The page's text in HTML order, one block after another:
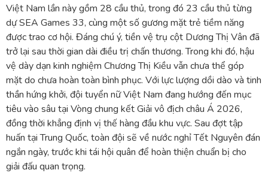
Việt Nam lần này gồm 28 cầu thủ, trong đó 23 cầu thủ từng
dự SEA Games 33, cùng một số gương mặt trẻ tiềm năng
được trao cơ hội. Đáng chú ý, tiền vệ trụ cột Dương Thị Vân đã
trở lại sau thời gian dài điều trị chấn thương. Trong khi đó, hậu
vệ dày dạn kinh nghiệm Chương Thị Kiều vẫn chưa thể góp
mặt do chưa hoàn toàn bình phục. Với lực lượng dồi dào và tinh
thần hứng khởi, đội tuyển nữ Việt Nam đang hướng đến mục
tiêu vào sâu tại Vòng chung kết Giải vô địch châu Á 2026,
đồng thời khẳng định vị thế hàng đầu khu vực. Sau đợt tập
huấn tại Trung Quốc, toàn đội sẽ về nước nghỉ Tết Nguyên đán
ngắn ngày, trước khi tái hội quân để hoàn thiện chuẩn bị cho
giải đấu quan trọng.